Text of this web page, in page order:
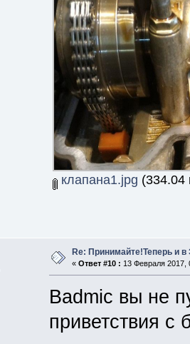
клапана1.jpg (334.04
Re: Принимайте!Теперь и в
«Ответ #10 : 13 Февраля 2017,
Badmic вы не
приветствия с